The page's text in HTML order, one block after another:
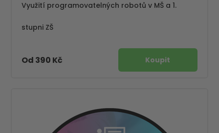
Využití programovatelných robotů v MŠ a 1.
stupni ZŠ
Od 390 Kč